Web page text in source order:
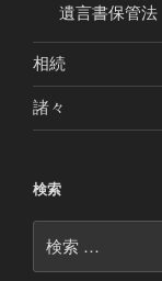
遺言書保管法
相続
諸々
検索
索: